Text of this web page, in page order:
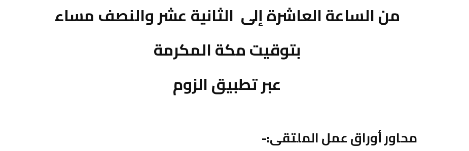
من الساعة العاشرة إلى الثانية عشر والنصف مساء
بتوقيت مكة المكرمة
عبر تطبيق الزوم
محاور أوراق عمل الملتقى:-